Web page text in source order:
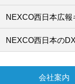
NEXCO西日本広報
NEXCO西日本の
会社案内